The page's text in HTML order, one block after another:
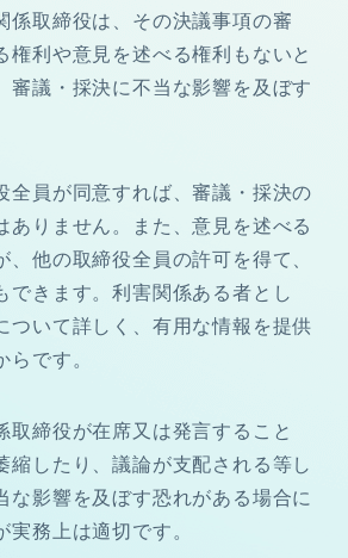
係取締役は、その決議事項の審
権利や意見を述べる権利もないと
審議・採決に不当な影響を及ぼす
全員が同意すれば、審議・採決の
ありません。また、意見を述べる
、他の取締役全員の許可を得て、
できます。利害関係ある者とし
ついて詳しく、有用な情報を提供
らです。
取締役が在席又は発言すること
縮したり、議論が支配される等し
な影響を及ぼす恐れがある場合に
実務上は適切です。